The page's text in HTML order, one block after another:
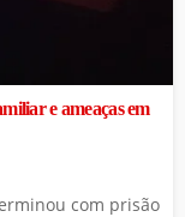
e ameaças em
com prisão